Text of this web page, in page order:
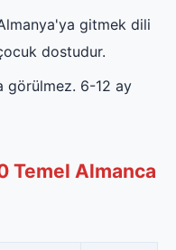
gitmek dili
dostudur.
görülmez. 6-12 ay
Temel Almanca